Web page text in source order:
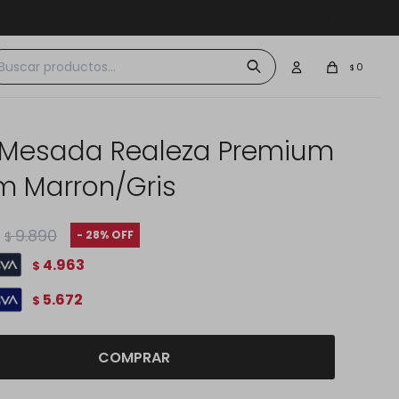
$ 0
Realeza Premium
Marron/Gris
$ 9.890 28
$ 4.963
$ 5.672
COMPRAR